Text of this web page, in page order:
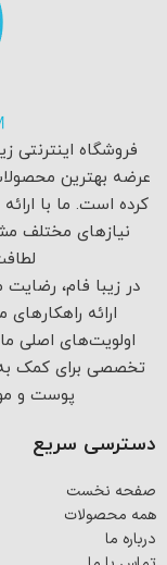
عرضه بهترین
کرده است. ما با
نیازهای مختلف
در زیبا فام،
ارائه
اولویت‌های اصلی
تخصصی برای کمک
پوست و مو
دسترسی سریع
صفحه نخست
همه محصولات
درباره ما